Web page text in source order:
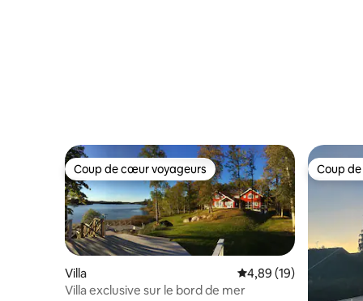
Coup de cœur voyageurs
Coup de cœur voyageurs
Villa Évaluation moyenne
4,89 (19)
Villa exclusive sur le bord de mer
Coup
Coup